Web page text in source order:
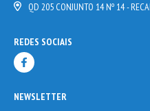
QD 205 CONJUNTO 14 Nº 14 -
REDES SOCIAIS
NEWSLETTER